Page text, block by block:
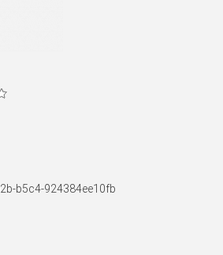
b5c4-924384ee10fb